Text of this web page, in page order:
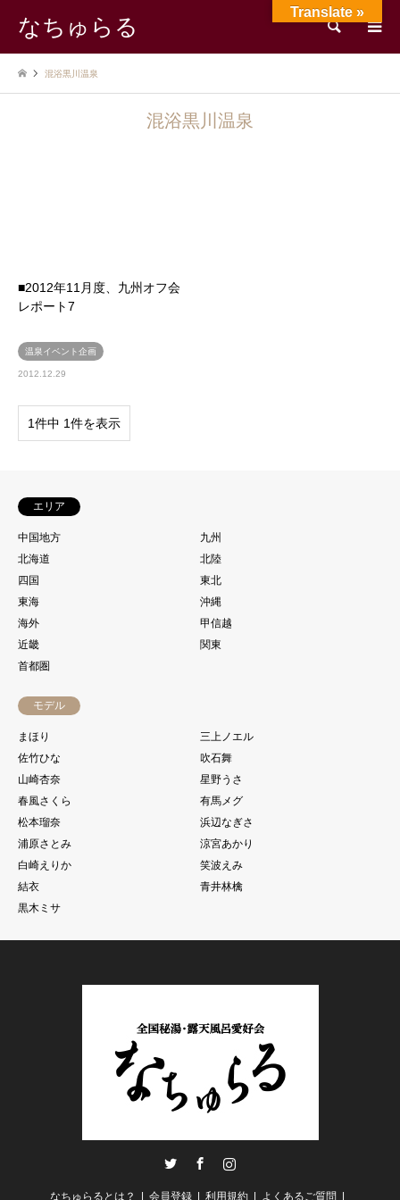
なちゅらる 検索
混浴黒川温泉
混浴黒川温泉
■2012年11月度、九州オフ会
レポート7
温泉イベント企画
2012.12.29
1件中 1件を表示
エリア
中国地方
九州
北海道
北陸
四国
東北
東海
沖縄
海外
甲信越
近畿
関東
首都圏
モデル
まほり
三上ノエル
佐竹ひな
吹石舞
山崎杏奈
星野うさ
春風さくら
有馬メグ
松本瑠奈
浜辺なぎさ
浦原さとみ
涼宮あかり
白崎えりか
笑波えみ
結衣
青井林檎
黒木ミサ
なちゅらるとは？ 会員登録 利用規約 よくあるご質問
Translate »